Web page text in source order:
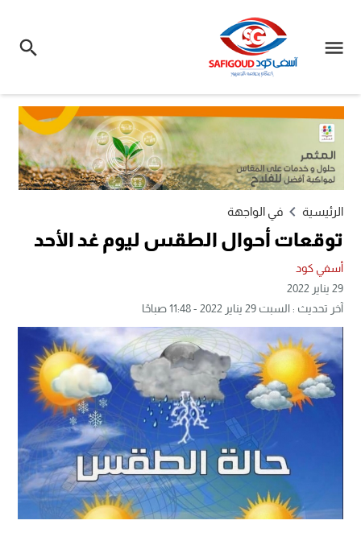
الرئيسية في الواجهة
توقعات أحوال الطقس ليوم غد الأحد
أسفي كود
29 يناير 2022
آخر تحديث : السبت 29 يناير 2022 - 11:48 صباحًا